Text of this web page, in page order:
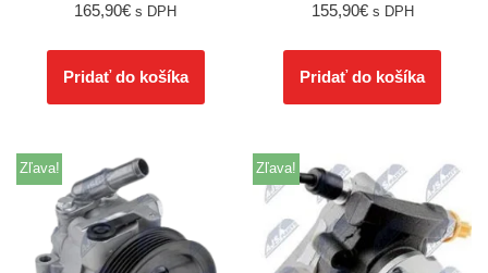
165,90€ s DPH
Pridať do košíka
155,90€ s DPH
Pridať do košíka
Zľava! Zľava!